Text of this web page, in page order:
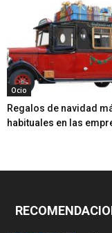
Ocio
Regalos de navidad
habituales en las